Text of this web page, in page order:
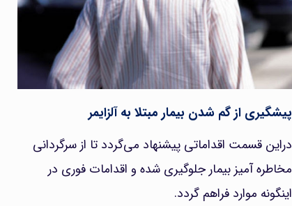
پیشگیری از گم شدن بیمار مبتلا به آلزایمر
دراین قسمت اقداماتی پیشنهاد می‌گردد تا از سرگردانی
مخاطره آمیز بیمار جلوگیری شده و اقدامات فوری در
اینگونه موارد فراهم گردد.